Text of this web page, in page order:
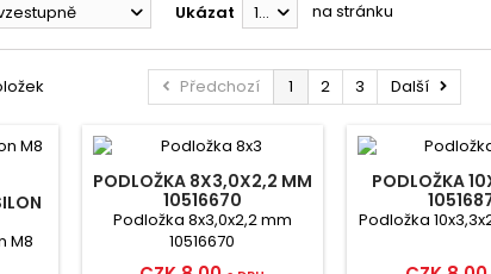
Ukázat 12 na stránku
Předchozí 1 2 3 Další
M8
PODLOŽKA 8X3,0X2,2 MM
10516670
Podložka 8x3,0x2,2 mm
10516670
PODLOŽKA
Podložka